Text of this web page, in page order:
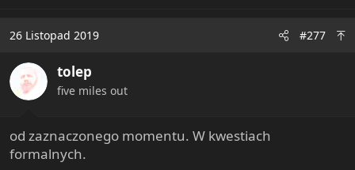
26 Listopad 2019 #277
tolep
five miles out
od zaznaczonego momentu. W kwestiach
formalnych.